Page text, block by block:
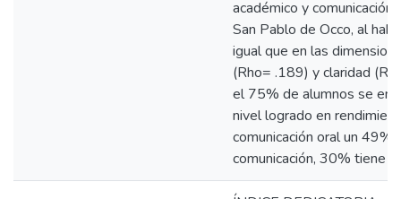
académico y
San Pablo de Occo, al
igual que en las
(Rho= .189) y claridad
el 75% de alumnos se
nivel logrado en
comunicación oral un
comunicación, 30% tiene